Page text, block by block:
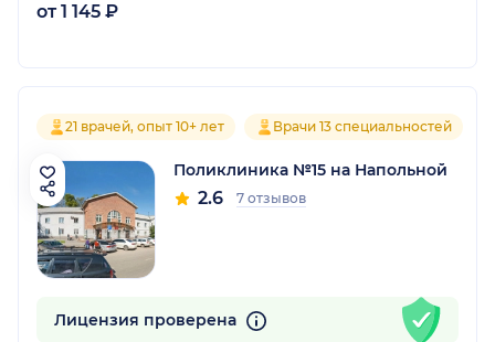
от 1 145 ₽
21 врачей, опыт 10+ лет Врачи 13 специальностей
Поликлиника №15 на Напольной
2.6 7 отзывов
Лицензия проверена